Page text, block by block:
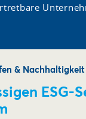
&
ESG-